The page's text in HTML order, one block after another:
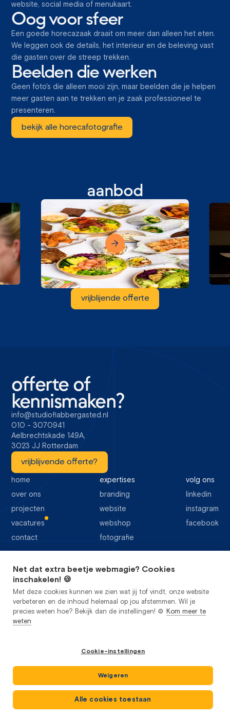
website, social media of menukaart.
Oog voor sfeer
Een goede horecazaak draait om meer dan alleen het eten.
We leggen ook de details, het interieur en de beleving vast
die gasten over de streep trekken.
Beelden die werken
Geen foto's die alleen mooi zijn, maar beelden die je helpen
meer gasten aan te trekken en je zaak professioneel te
presenteren.
bekijk alle horecafotografie
aanbod
vrijblijende offerte
offerte of
kennismaken?
info@studioflabbergasted.nl
010 - 3070941
Aelbrechtskade 149A,
3023 JJ Rotterdam
vrijblijvende offerte?
home
over ons
projecten
vacatures
contact
expertises
branding
website
webshop
fotografie
volg ons
linkedin
instagram
facebook
Net dat extra beetje webmagie? Cookies
inschakelen! 🍪
Met deze cookies kunnen we zien wat jij tof vindt, onze website
verbeteren en de inhoud helemaal op jou afstemmen. Wil je
precies weten hoe? Bekijk dan de instellingen! ⚙️
Kom meer te
weten
Cookie-instellingen
Weigeren
Alle cookies toestaan